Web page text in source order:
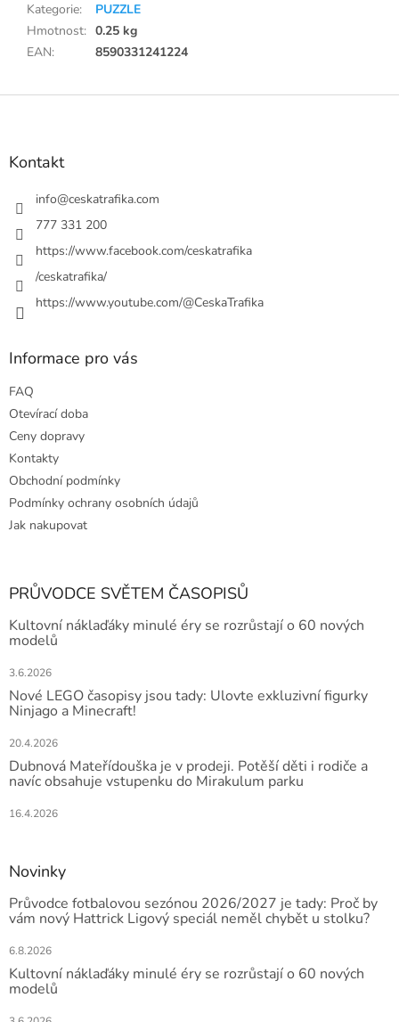
Kategorie:
PUZZLE
Hmotnost: 0.25 kg
EAN: 8590331241224
Z
Kontakt
info@ceskatrafika.com
777 331 200
https://www.facebook.com/ceskatrafika
/ceskatrafika/
https://www.youtube.com/@CeskaTrafika
Informace pro vás
FAQ
Otevírací doba
Ceny dopravy
Kontakty
Obchodní podmínky
Podmínky ochrany osobních údajů
Jak nakupovat
PRŮVODCE SVĚTEM ČASOPISŮ
Kultovní náklaďáky minulé éry se rozrůstají o 60 nových
modelů
3.6.2026
Nové LEGO časopisy jsou tady: Ulovte exkluzivní figurky
Ninjago a Minecraft!
20.4.2026
Dubnová Mateřídouška je v prodeji. Potěší děti i rodiče a
navíc obsahuje vstupenku do Mirakulum parku
16.4.2026
Novinky
Průvodce fotbalovou sezónou 2026/2027 je tady: Proč by
vám nový Hattrick Ligový speciál neměl chybět u stolku?
6.8.2026
Kultovní náklaďáky minulé éry se rozrůstají o 60 nových
modelů